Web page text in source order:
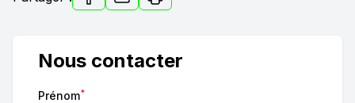
Nous contacter
Prénom*